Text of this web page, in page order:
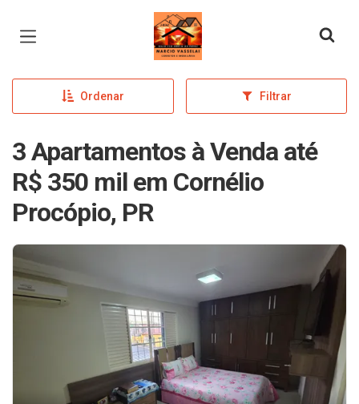
Página inicial
Ordenar Filtrar
3 Apartamentos à Venda até
R$ 350 mil em Cornélio
Procópio, PR